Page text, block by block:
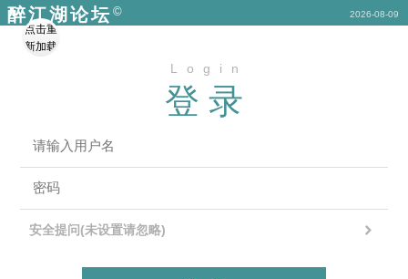
点击重
新加载
醉江湖论坛
© 2026-08-09
Login
登录
安全提问(未设置请忽略)